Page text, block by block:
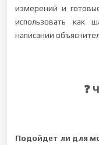
измерений и
использовать как
написании
❓
Подойдет ли для